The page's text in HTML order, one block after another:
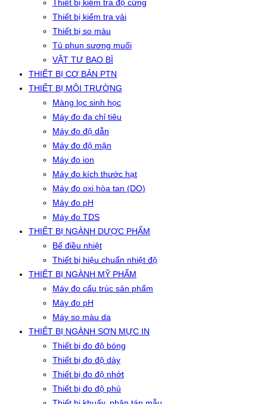
Thiết bị kiểm tra độ cứng
Thiết bị kiểm tra vải
Thiết bị so màu
Tủ phun sương muối
VẬT TƯ BAO BÌ
THIẾT BỊ CƠ BẢN PTN
THIẾT BỊ MÔI TRƯỜNG
Màng lọc sinh học
Máy đo đa chỉ tiêu
Máy đo độ dẫn
Máy đo độ mặn
Máy đo ion
Máy đo kích thước hạt
Máy đo oxi hòa tan (DO)
Máy đo pH
Máy đo TDS
THIẾT BỊ NGÀNH DƯỢC PHẨM
Bể điều nhiệt
Thiết bị hiệu chuẩn nhiệt độ
THIẾT BỊ NGÀNH MỸ PHẨM
Máy đo cấu trúc sản phẩm
Máy đo pH
Máy so màu da
THIẾT BỊ NGÀNH SƠN MỰC IN
Thiết bị đo độ bóng
Thiết bị đo độ dày
Thiết bị đo độ nhớt
Thiết bị đo độ phủ